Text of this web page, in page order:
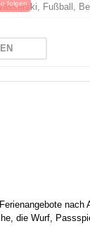
Fußball,
die Wurf,